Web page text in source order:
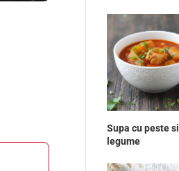
Supa cu peste si
legume